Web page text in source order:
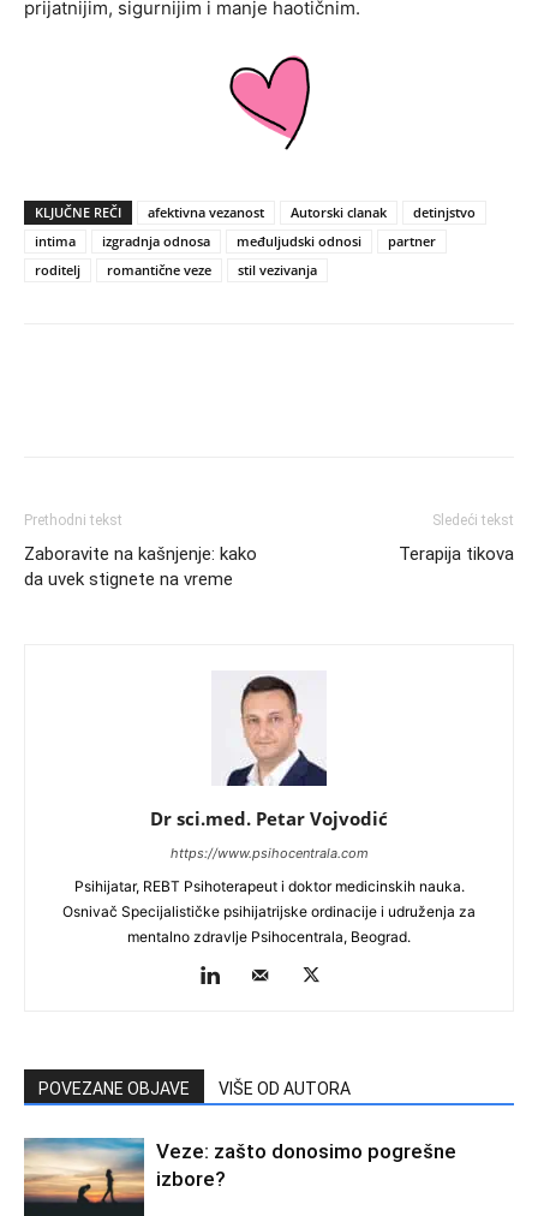
prijatnijim, sigurnijim i manje haotičnim.
KLJUČNE REČI afektivna vezanost Autorski clanak
detinjstvo
intima
izgradnja odnosa međuljudski odnosi
partner
roditelj
romantične veze stil vezivanja
Prethodni tekst
Zaboravite na kašnjenje: kako
da uvek stignete na vreme
Sledeći tekst
Terapija tikova
Dr sci.med. Petar Vojvodić
https://www.psihocentrala.com
Psihijatar, REBT Psihoterapeut i doktor medicinskih nauka.
Osnivač Specijalističke psihijatrijske ordinacije i udruženja za
mentalno zdravlje Psihocentrala, Beograd.
POVEZANE OBJAVE VIŠE OD AUTORA
Veze: zašto donosimo pogrešne
izbore?